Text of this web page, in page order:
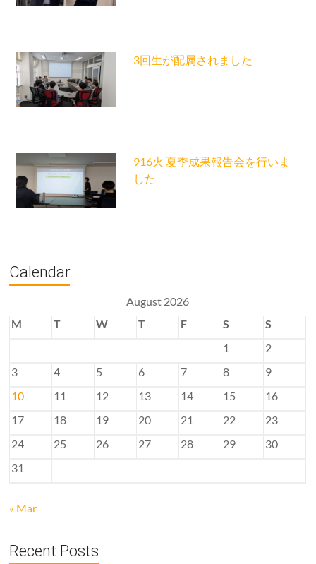
3回生が配属されました
916火 夏季成果報告会を行いま
した
Calendar
August 2026
M
T W T F S
S
1
2
3
4 5 6 7 8
9
10
11 12 13 14 15
16
17
18 19 20 21 22
23
24
25 26 27 28 29
30
31
« Mar
Recent Posts